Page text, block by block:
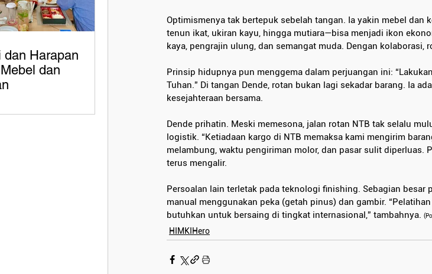
dan Harapan
dan
Optimismenya tak bertepuk sebelah tangan. Ia yakin mebel dan
tenun ikat, ukiran kayu, hingga mutiara—bisa menjadi ikon
kaya, pengrajin ulung, dan semangat muda. Dengan kolaborasi,
Prinsip hidupnya pun menggema dalam perjuangan ini:
Tuhan.” Di tangan Dende, rotan bukan lagi sekadar barang. Ia
kesejahteraan bersama.
Dende prihatin. Meski memesona, jalan rotan NTB tak selalu
logistik. “Ketiadaan kargo di NTB memaksa kami mengirim
melambung, waktu pengiriman molor, dan pasar sulit diperluas.
terus mengalir.
Persoalan lain terletak pada teknologi finishing. Sebagian
manual menggunakan peka (getah pinus) dan gambir.
butuhkan untuk bersaing di tingkat internasional,” tambahnya.
HIMKIHero